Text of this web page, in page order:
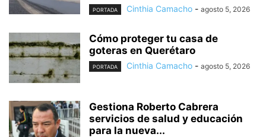
PORTADA Cinthia Camacho - agosto 5, 2026
Cómo proteger tu casa de
goteras en Querétaro
PORTADA Cinthia Camacho - agosto 5, 2026
Gestiona Roberto Cabrera
servicios de salud y educación
para la nueva...